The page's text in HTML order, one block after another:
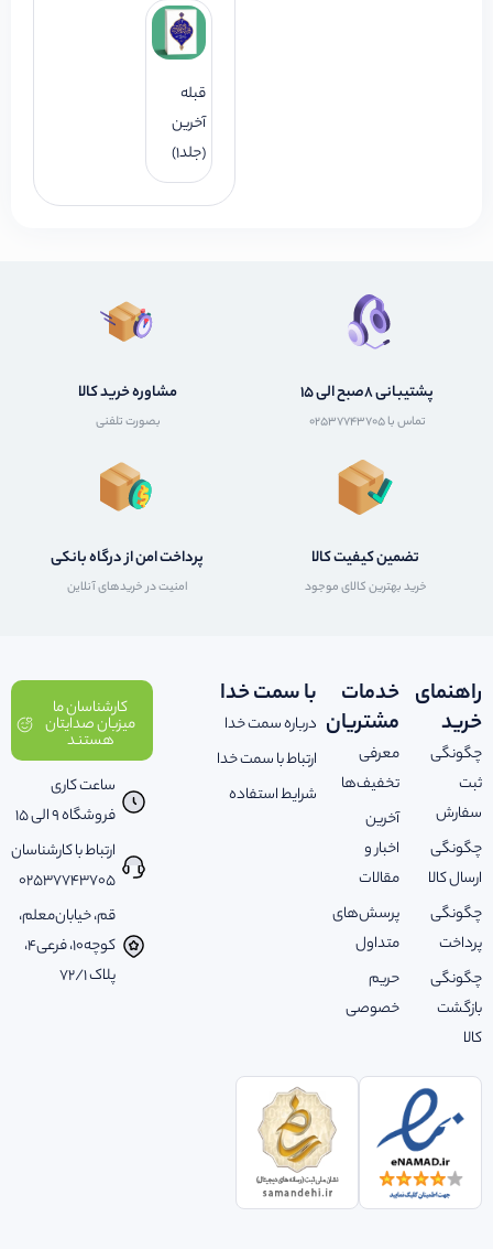
قبله
آخرین
(جلد1)
پشتیبانی 8صبح الی 15
تماس با 02537743705
مشاوره خرید کالا
بصورت تلفنی
تضمین کیفیت کالا
خرید بهترین کالای موجود
پرداخت امن از درگاه بانکی
امنیت در خریدهای آنلاین
راهنمای
خرید
چگونگی
ثبت
سفارش
چگونگی
ارسال کالا
چگونگی
پرداخت
چگونگی
بازگشت
کالا
خدمات
مشتریان
معرفی
تخفیف‌ها
آخرین
اخبار و
مقالات
پرسش‌های
متداول
حریم
خصوصی
با سمت خدا
درباره سمت خدا
ارتباط با سمت خدا
شرایط استفاده
کارشناسان ما
میزبان صدایتان
هستند
ساعت کاری
فروشگاه 9 الی 15
ارتباط با کارشناسان
02537743705
قم، خیابان‌معلم،
کوچه‌10، فرعی‌4،
پلاک ‌72/1